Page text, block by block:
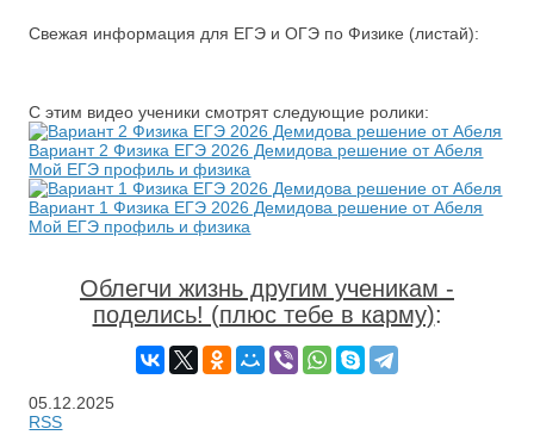
Свежая информация для ЕГЭ и ОГЭ по Физике (листай):
С этим видео ученики смотрят следующие ролики:
Вариант 2 Физика ЕГЭ 2026 Демидова решение от Абеля
Мой ЕГЭ профиль и физика
Вариант 1 Физика ЕГЭ 2026 Демидова решение от Абеля
Мой ЕГЭ профиль и физика
Облегчи жизнь другим ученикам -
поделись! (плюс тебе в карму):
05.12.2025
RSS